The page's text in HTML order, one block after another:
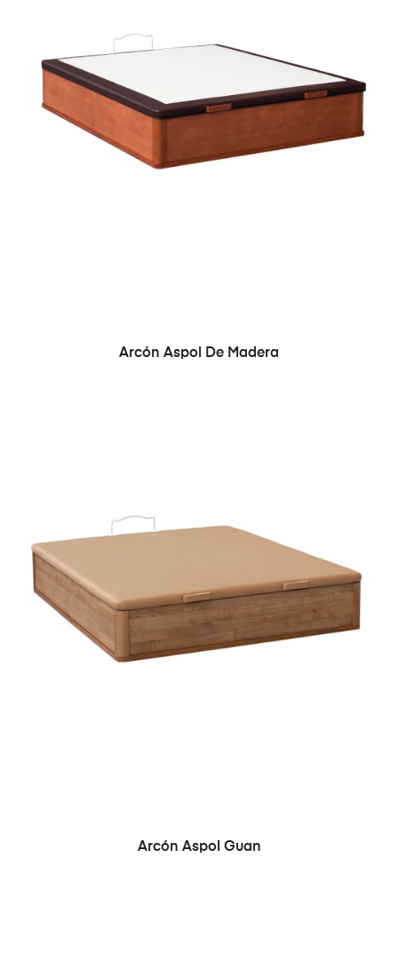
Arcón Aspol De Madera
Arcón Aspol Guan